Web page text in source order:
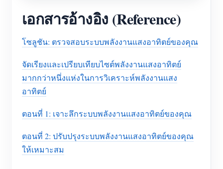
เอกสารอ้างอิง (Reference)
โซลูชัน: ตรวจสอบระบบพลังงานแสงอาทิตย์ของคุณ
จัดเรียงและเปรียบเทียบไซต์พลังงานแสงอาทิตย์
มากกว่าหนึ่งแห่งในการวิเคราะห์พลังงานแสง
อาทิตย์
ตอนที่ 1: เจาะลึกระบบพลังงานแสงอาทิตย์ของคุณ
ตอนที่ 2: ปรับปรุงระบบพลังงานแสงอาทิตย์ของคุณ
ให้เหมาะสม